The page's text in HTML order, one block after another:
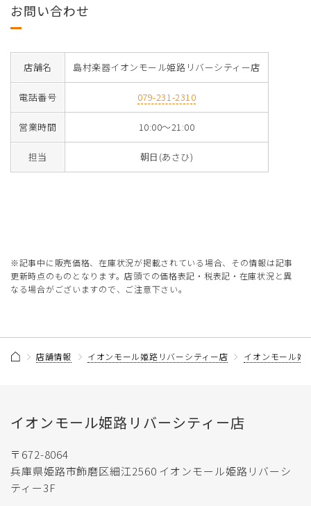
お問い合わせ
店舗名 島村楽器イオンモール姫路リバーシティー店
電話番号 079-231-2310
営業時間 10:00〜21:00
担当 朝日(あさひ)
※記事中に販売価格、在庫状況が掲載されている場合、その情報は記事
更新時点のものとなります。店頭での価格表記・税表記・在庫状況と異
なる場合がございますので、ご注意下さい。
店舗情報 イオンモール姫路リバーシティー店 イオンモール姫
イオンモール姫路リバーシティー店
〒672-8064
兵庫県姫路市飾磨区細江2560 イオンモール姫路リバーシ
ティー3F